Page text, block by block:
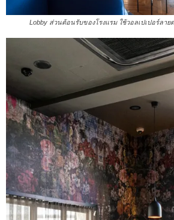
Lobby ส่วนต้อนรับของโรงแรม ใช้วอลเปเปอร์ลา